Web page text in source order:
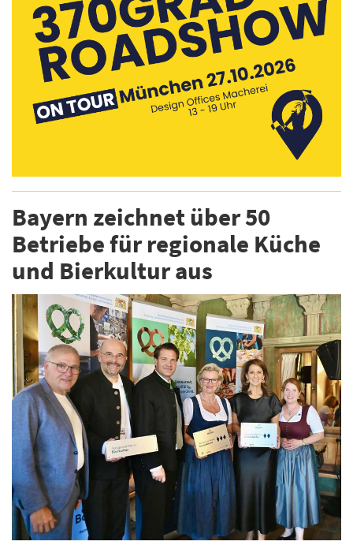
Bayern zeichnet über 50
Betriebe für regionale Küche
und Bierkultur aus